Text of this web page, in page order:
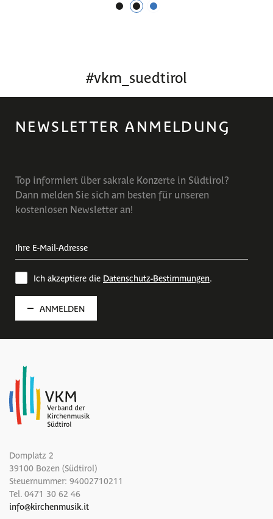
1 2 3
#vkm_suedtirol
NEWSLETTER ANMELDUNG
Top informiert über sakrale Konzerte in Südtirol?
Dann melden Sie sich am besten für unseren
kostenlosen Newsletter an!
Ich akzeptiere die Datenschutz-Bestimmungen.
ANMELDEN
Domplatz 2
39100 Bozen (Südtirol)
Steuernummer: 94002710211
Tel. 0471 30 62 46
info@kirchenmusik.it